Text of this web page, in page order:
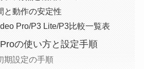
と動作の安定性
Pro/P3 Lite/P3比較一覧表
の使い方と設定手順
期設定の手順